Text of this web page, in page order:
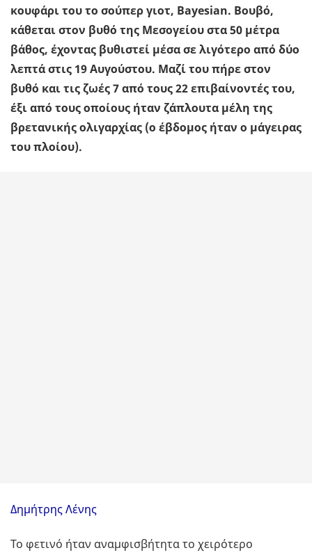
κουφάρι του το σούπερ γιοτ, Bayesian. Βουβό,
κάθεται στον βυθό της Μεσογείου στα 50 μέτρα
βάθος, έχοντας βυθιστεί μέσα σε λιγότερο από δύο
λεπτά στις 19 Αυγούστου. Μαζί του πήρε στον
βυθό και τις ζωές 7 από τους 22 επιβαίνοντές του,
έξι από τους οποίους ήταν ζάπλουτα μέλη της
βρετανικής ολιγαρχίας (ο έβδομος ήταν ο μάγειρας
του πλοίου).
Δημήτρης Λένης
Το φετινό ήταν αναμφισβήτητα το χειρότερο